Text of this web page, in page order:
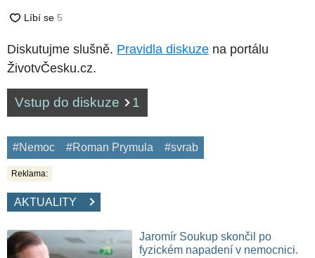
Diskutujme slušně. Pravidla diskuze na portálu
ŽivotvČesku.cz.
Vstup do diskuze 1
#Nemoc #Roman Prymula #svrab
Reklama:
AKTUALITY
Jaromír Soukup skončil po
fyzickém napadení v nemocnici.